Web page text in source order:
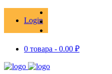
Login
0 товара - 0.00 ₽